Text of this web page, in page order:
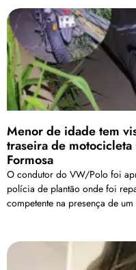
Menor de idade tem
traseira de motocicleta
Formosa
O condutor do VW/Polo foi
polícia de plantão onde foi
competente na presença de